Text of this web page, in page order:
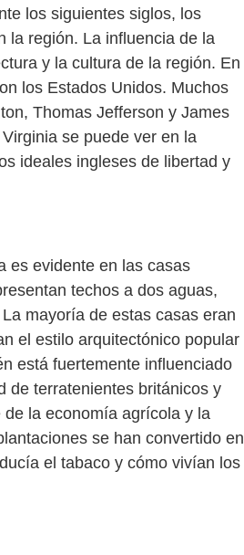
los siguientes siglos, los
la región. La influencia de la
y la cultura de la región. En
los Estados Unidos. Muchos
Thomas Jefferson y James
se puede ver en la
ideales ingleses de libertad y
es evidente en las casas
techos a dos aguas,
mayoría de estas casas eran
el estilo arquitectónico popular
está fuertemente influenciado
de terratenientes británicos y
la economía agrícola y la
se han convertido en
el tabaco y cómo vivían los